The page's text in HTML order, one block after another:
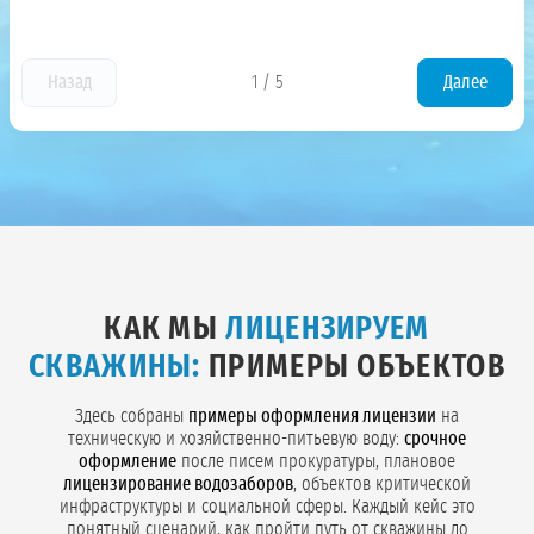
Назад 1 / 5 Далее
КАК МЫЛИЦЕНЗИРУЕМ
СКВАЖИНЫ: ПРИМЕРЫ ОБЪЕКТОВ
Здесь собраны примеры оформления лицензии на
техническую и хозяйственно-питьевую воду: срочное
оформление после писем прокуратуры, плановое
лицензирование водозаборов, объектов критической
инфраструктуры и социальной сферы. Каждый кейс это
понятный сценарий, как пройти путь от скважины до